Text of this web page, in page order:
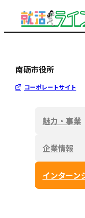
南砺市役所
コーポレートサイト
魅力・事業
企業情報
インターン